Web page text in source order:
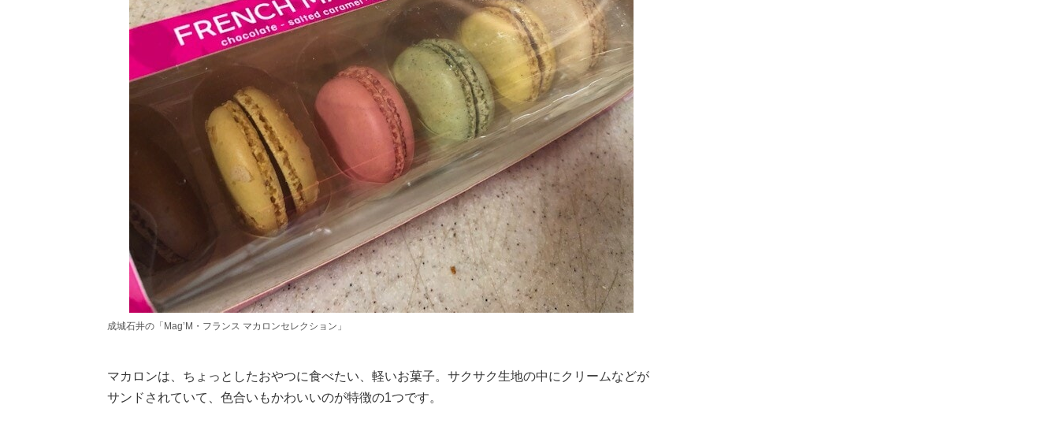
成城石井の「Mag’M・フランス マカロンセレクション」
マカロンは、ちょっとしたおやつに食べたい、軽いお菓子。サクサク生地の中にクリームなどが
サンドされていて、色合いもかわいいのが特徴の1つです。